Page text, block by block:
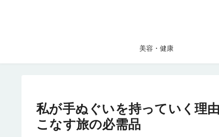
美容・健康
私が手ぬぐいを持っていく理
こなす旅の必需品